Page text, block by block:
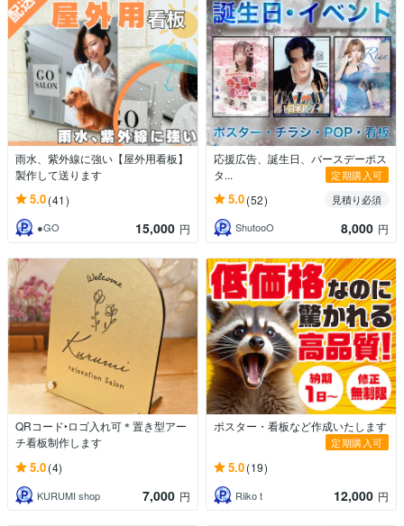
雨水、紫外線に強い【屋外用看板】
製作して送ります
5.0(41)
●GO 15,000 円
応援広告、誕生日、バースデーポス
タ...
定期購入可
5.0(52)
見積り必須
ShutooO
8,000 円
QRコード‣ロゴ入れ可＊置き型アー
チ看板制作します
5.0(4)
KURUMI shop 7,000 円
ポスター・看板など作成いたします
定期購入可
5.0(19)
Riiko t 12,000 円